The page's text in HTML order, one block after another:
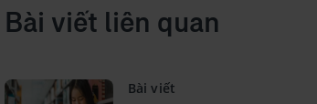
Bài viết liên quan
Bài viết